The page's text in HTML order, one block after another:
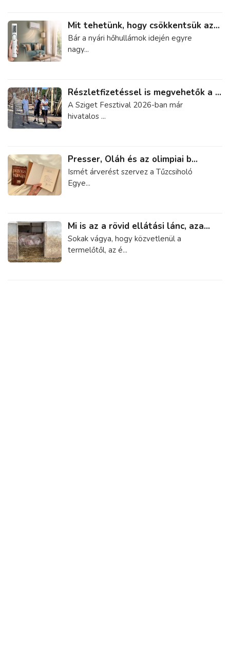
Mit tehetünk, hogy csökkentsük az...
Bár a nyári hőhullámok idején egyre
nagy...
Részletfizetéssel is megvehetők a ...
A Sziget Fesztival 2026-ban már
hivatalos ...
Presser, Oláh és az olimpiai b...
Ismét árverést szervez a Tűzcsiholó
Egye...
Mi is az a rövid ellátási lánc, aza...
Sokak vágya, hogy közvetlenül a
termelőtől, az é...